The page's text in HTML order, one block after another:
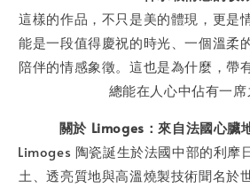
這樣的作品，不只是美的體現，更是
能是一段值得慶祝的時光、一個溫柔
陪伴的情感象徵。這也是為什麼，帶
總能在人心中佔有一席
關於 Limoges：來自法國心臟
Limoges 陶瓷誕生於法國中部的利摩
土、透亮質地與高溫燒製技術聞名於